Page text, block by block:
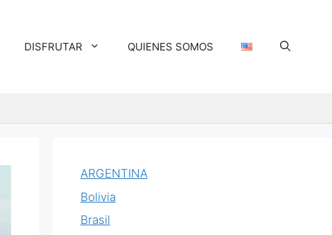
DISFRUTAR QUIENES SOMOS
ARGENTINA
Bolivia
Brasil